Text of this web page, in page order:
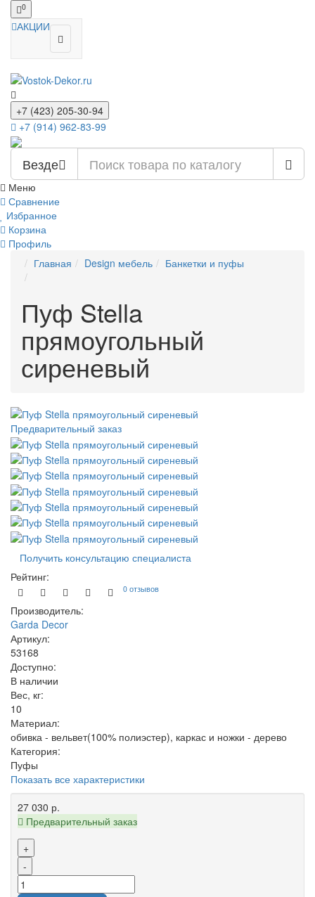
0
АКЦИИ
+7 (423) 205-30-94
+7 (914) 962-83-99
Везде
Меню
Сравнение
Избранное
Корзина
Профиль
Главная
Design мебель Банкетки и пуфы
Пуф Stella
прямоугольный
сиреневый
Предварительный заказ
Получить консультацию специалиста
Рейтинг:
0 отзывов
Производитель:
Garda Decor
Артикул:
53168
Доступно:
В наличии
Вес, кг:
10
Материал:
обивка - вельвет(100% полиэстер), каркас и ножки - дерево
Категория:
Пуфы
Показать все характеристики
27 030 р.
Предварительный заказ
+
-